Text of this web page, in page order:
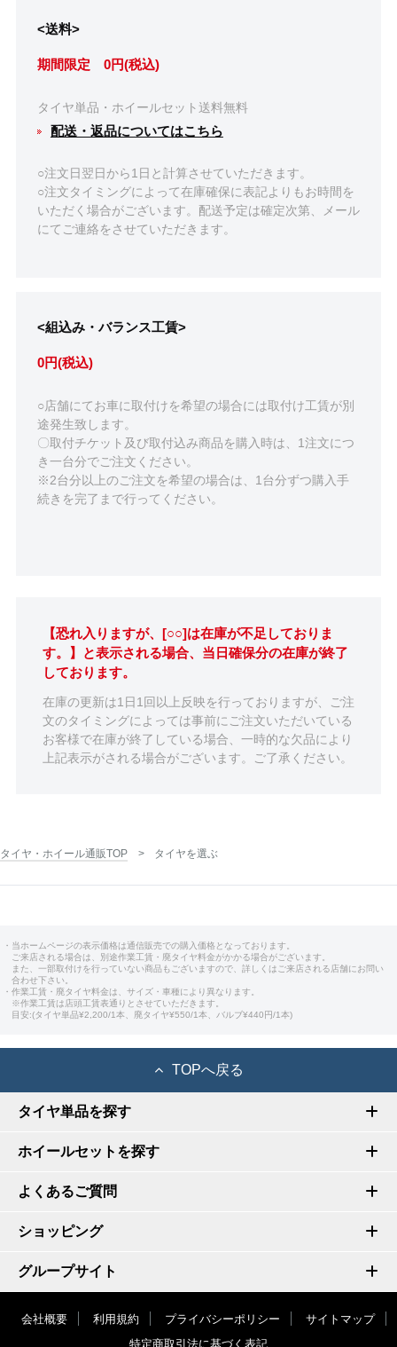
<送料>
期間限定 0円(税込)
タイヤ単品・ホイールセット送料無料
配送・返品についてはこちら
○注文日翌日から1日と計算させていただきます。
○注文タイミングによって在庫確保に表記よりもお時間を
いただく場合がございます。配送予定は確定次第、メール
にてご連絡をさせていただきます。
<組込み・バランス工賃>
0円(税込)
○店舗にてお車に取付けを希望の場合には取付け工賃が別
途発生致します。
〇取付チケット及び取付込み商品を購入時は、1注文につ
き一台分でご注文ください。
※2台分以上のご注文を希望の場合は、1台分ずつ購入手
続きを完了まで行ってください。
【恐れ入りますが、[○○]は在庫が不足しておりま
す。】と表示される場合、当日確保分の在庫が終了
しております。
在庫の更新は1日1回以上反映を行っておりますが、ご注
文のタイミングによっては事前にご注文いただいている
お客様で在庫が終了している場合、一時的な欠品により
上記表示がされる場合がございます。ご了承ください。
タイヤ・ホイール通販TOP タイヤを選ぶ
・当ホームページの表示価格は通信販売での購入価格となっております。
ご来店される場合は、別途作業工賃・廃タイヤ料金がかかる場合がございます。
また、一部取付けを行っていない商品もございますので、詳しくはご来店される店舗にお問い
合わせ下さい。
・作業工賃・廃タイヤ料金は、サイズ・車種により異なります。
※作業工賃は店頭工賃表通りとさせていただきます。
目安:(タイヤ単品¥2,200/1本、廃タイヤ¥550/1本、バルブ¥440円/1本)
TOPへ戻る
タイヤ単品を探す
ホイールセットを探す
よくあるご質問
ショッピング
グループサイト
会社概要 利用規約 プライバシーポリシー
サイトマップ
特定商取引法に基づく表記